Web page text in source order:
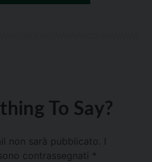
To Say?
non sarà pubblicato.
contrassegnati *